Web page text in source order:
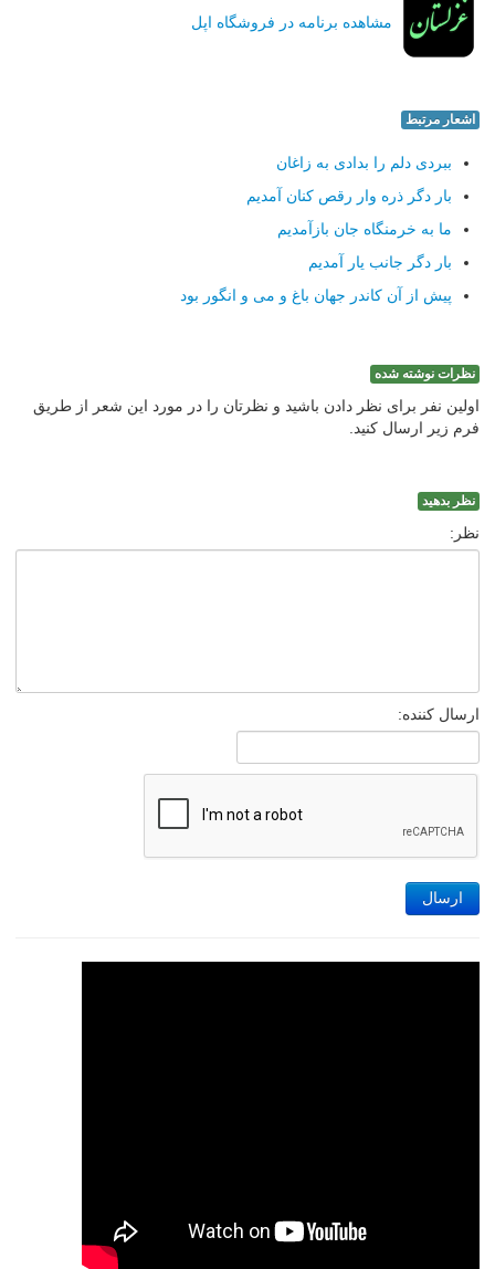
مشاهده برنامه در فروشگاه اپل
اشعار مرتبط
ببردی دلم را بدادی به زاغان
بار دگر ذره وار رقص كنان آمدیم
ما به خرمنگاه جان بازآمدیم
بار دگر جانب یار آمدیم
پیش از آن كاندر جهان باغ و می و انگور بود
نظرات نوشته شده
اولین نفر برای نظر دادن باشید و نظرتان را در مورد این شعر از طریق
فرم زیر ارسال کنید.
نظر بدهید
نظر:
ارسال کننده:
ارسال